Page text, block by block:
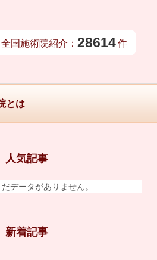
全国施術院紹介： 28614件
とは
人気記事
だデータがありません。
新着記事